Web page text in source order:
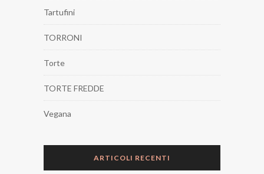
Tartufini
TORRONI
Torte
TORTE FREDDE
Vegana
ARTICOLI RECENTI